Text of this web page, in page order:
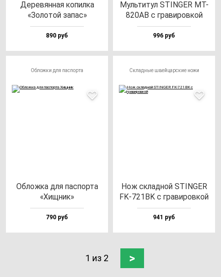
Дере­вян­ная ко­пил­ка
«Золо­той за­пас»
890 руб
Муль­ти­тул STINGER MT-
820AB с гра­ви­ров­кой
996 руб
Обложки для паспорта
Облож­ка для пас­пор­та
«Хищ­ник»
790 руб
Складные швейцарские ножи
Нож склад­ной STINGER
FK-721BK с гра­ви­ров­кой
941 руб
1 из 2 >